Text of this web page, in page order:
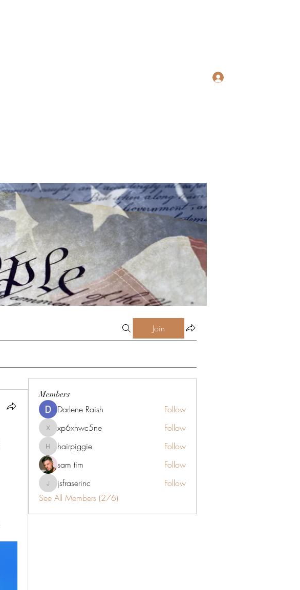
Join
Members
Darlene Raish Follow
xp6xhwc5ne
xp6xhwc5ne Follow
hairpiggie
hairpiggie
Follow
sam tim
Follow
jsfraserinc
jsfraserinc
Follow
See All Members (276)